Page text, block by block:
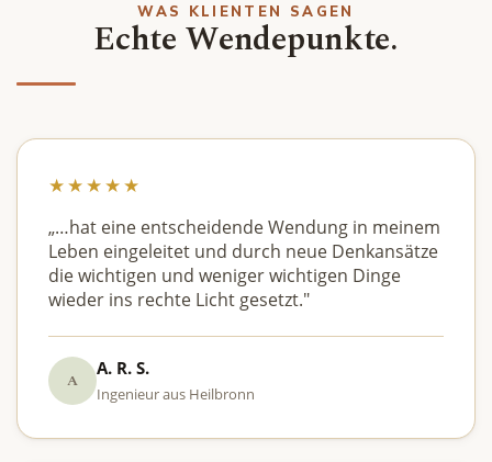
WAS KLIENTEN SAGEN
Echte Wendepunkte.
★★★★★
„…hat eine entscheidende Wendung in meinem
Leben eingeleitet und durch neue Denkansätze
die wichtigen und weniger wichtigen Dinge
wieder ins rechte Licht gesetzt."
A
A. R. S.
Ingenieur aus Heilbronn